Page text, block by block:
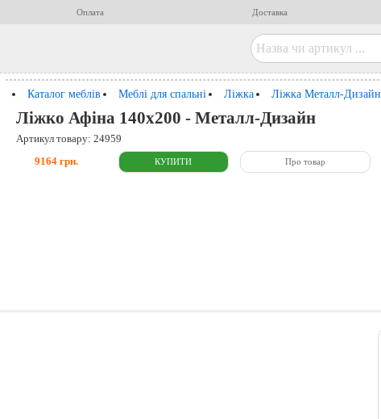
Оплата Доставка
Каталог меблів Меблі для спальні Ліжка Ліжка Металл-Дизайн
Ліжко Афіна 140x200 - Металл-Дизайн
Артикул товару: 24959
9164 грн. Про товар